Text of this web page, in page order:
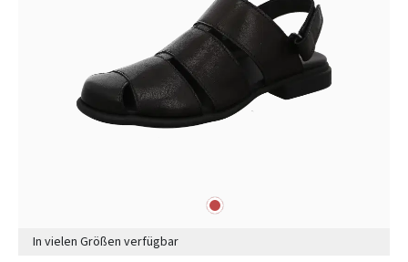
rot
In vielen Größen verfügbar